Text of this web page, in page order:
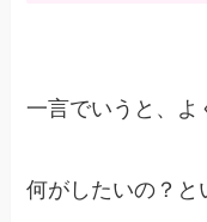
一言でいうと、よ
何がしたいの？と